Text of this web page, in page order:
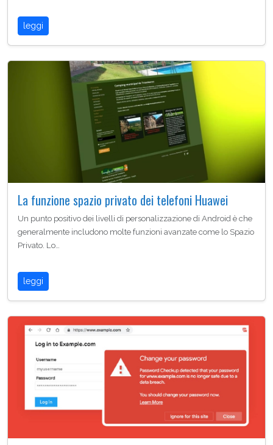
leggi
La funzione spazio privato dei telefoni Huawei
Un punto positivo dei livelli di personalizzazione di Android è che
generalmente includono molte funzioni avanzate come lo Spazio
Privato. Lo…
leggi